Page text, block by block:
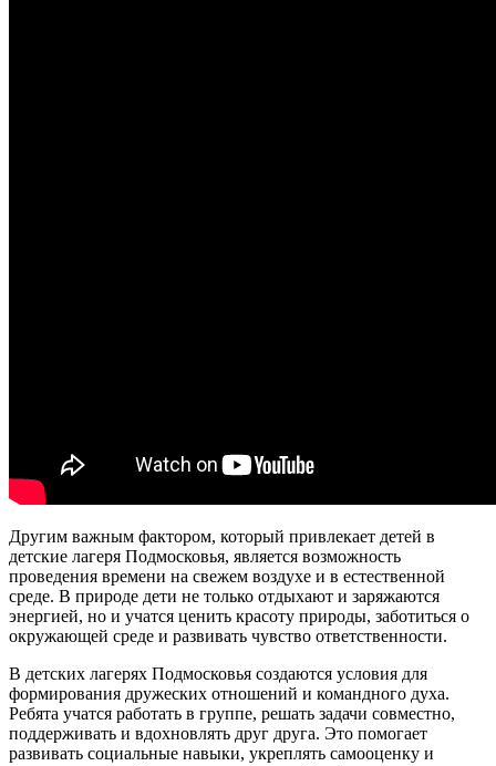
Другим важным фактором, который привлекает детей в
детские лагеря Подмосковья, является возможность
проведения времени на свежем воздухе и в естественной
среде. В природе дети не только отдыхают и заряжаются
энергией, но и учатся ценить красоту природы, заботиться о
окружающей среде и развивать чувство ответственности.
В детских лагерях Подмосковья создаются условия для
формирования дружеских отношений и командного духа.
Ребята учатся работать в группе, решать задачи совместно,
поддерживать и вдохновлять друг друга. Это помогает
развивать социальные навыки, укреплять самооценку и